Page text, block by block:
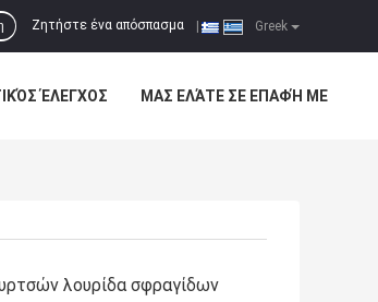
Greek
Ζητήστε ένα απόσπασμα
ΈΛΕΓΧΟΣ ΜΑΣ ΕΛΆΤΕ ΣΕ ΕΠΑΦΉ ΜΕ
λουρίδα σφραγίδων